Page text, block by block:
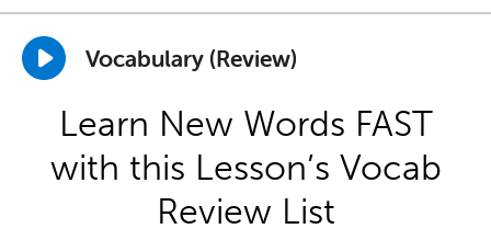
Vocabulary (Review)
Learn New Words FAST
with this Lesson’s Vocab
Review List